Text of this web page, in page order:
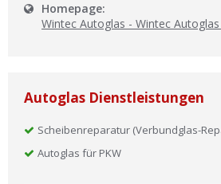
Homepage:
Wintec Autoglas - Wintec
Autoglas Dienstleistungen
Scheibenreparatur (Verbundglas-
Autoglas für PKW